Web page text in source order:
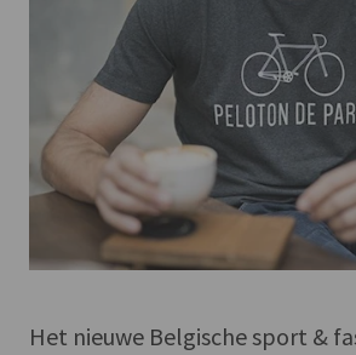
Het nieuwe Belgische sport &